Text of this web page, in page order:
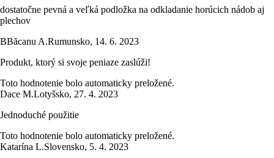
dostatočne pevná a veľká podložka na odkladanie horúcich nádob aj
plechov
BBăcanu A.Rumunsko, 14. 6. 2023
Produkt, ktorý si svoje peniaze zaslúži!
Toto hodnotenie bolo automaticky preložené.
Dace M.Lotyšsko, 27. 4. 2023
Jednoduché použitie
Toto hodnotenie bolo automaticky preložené.
Katarína L.Slovensko, 5. 4. 2023